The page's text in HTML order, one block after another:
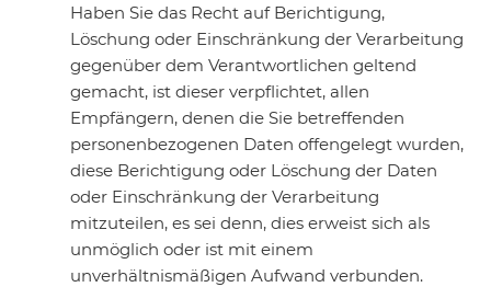
Haben Sie das Recht auf Berichtigung,
Löschung oder Einschränkung der Verarbeitung
gegenüber dem Verantwortlichen geltend
gemacht, ist dieser verpflichtet, allen
Empfängern, denen die Sie betreffenden
personenbezogenen Daten offengelegt wurden,
diese Berichtigung oder Löschung der Daten
oder Einschränkung der Verarbeitung
mitzuteilen, es sei denn, dies erweist sich als
unmöglich oder ist mit einem
unverhältnismäßigen Aufwand verbunden.